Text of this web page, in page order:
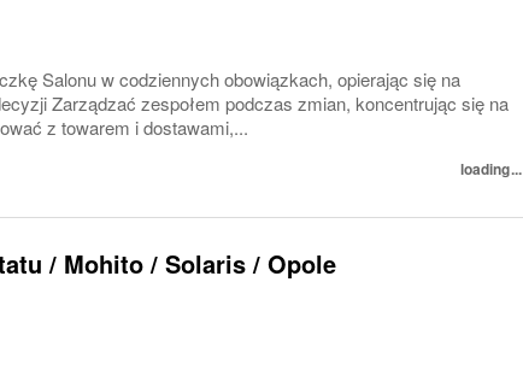
Salonu w codziennych obowiązkach, opierając się na
Zarządzać zespołem podczas zmian, koncentrując się na
z towarem i dostawami,...
loading...
/ Mohito / Solaris / Opole